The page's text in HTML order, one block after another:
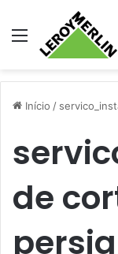
Menu
Início /
de